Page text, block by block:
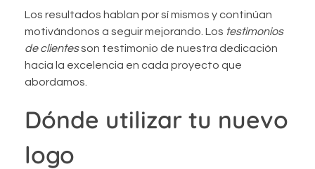
Los resultados hablan por sí mismos y continúan
motivándonos a seguir mejorando. Los testimonios
de clientesson testimonio de nuestra dedicación
hacia la excelencia en cada proyecto que
abordamos.
Dónde utilizar tu nuevo
logo